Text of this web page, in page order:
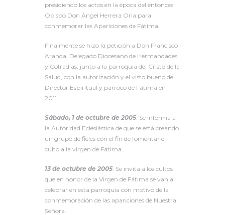
presidiendo los actos en la época del entonces
Obispo Don Ángel Herrera Oria para
conmemorar las Apariciones de Fátima.
Finalmente se hizo la petición a Don Francisco
Aranda, Delegado Diocesano de Hermandades
y Cofradías, junto a la parroquia del Cristo de la
Salud, con la autorización y el visto bueno del
Director Espiritual y párroco de Fátima en
2011.
Sábado, 1 de octubre de 2005: Se informa a
la Autoridad Eclesiástica de que se está creando
un grupo de fieles con el fin de fomentar el
culto a la virgen de Fátima.
13 de octubre de 2005: Se invita a los cultos
que en honor de la Virgen de Fátima se van a
celebrar en esta parroquia con motivo de la
conmemoración de las apariciones de Nuestra
Señora.